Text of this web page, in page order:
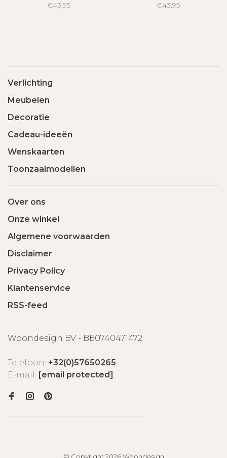
€43,95 €43,95
Verlichting
Meubelen
Decoratie
Cadeau-ideeën
Wenskaarten
Toonzaalmodellen
Over ons
Onze winkel
Algemene voorwaarden
Disclaimer
Privacy Policy
Klantenservice
RSS-feed
Woondesign BV - BE0740471472
Telefoon: +32(0)57650265
E-mail: [email protected]